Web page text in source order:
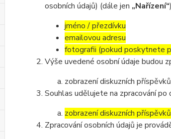
osobních údajů) (dále jen „Nařízení“
jméno / přezdívku
emailovou adresu
fotografii (pokud poskytnete
Výše uvedené osobní údaje budou
zobrazení diskuzních
Souhlas udělujete na zpracování po
zobrazení diskuzních
Zpracování osobních údajů je